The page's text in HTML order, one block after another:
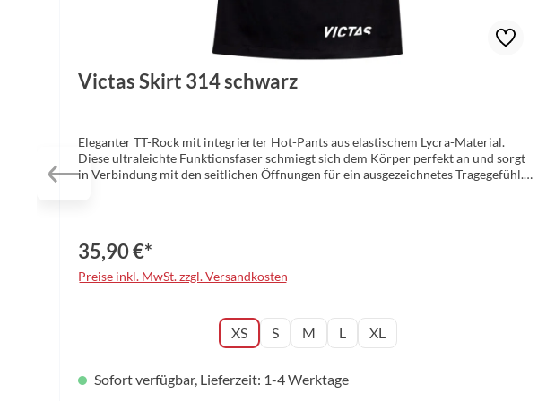
Victas Skirt 314 schwarz
Eleganter TT-Rock mit integrierter Hot-Pants aus elastischem Lycra-Material.
Diese ultraleichte Funktionsfaser schmiegt sich dem Körper perfekt an und sorgt
in Verbindung mit den seitlichen Öffnungen für ein ausgezeichnetes Tragegefühl.
35,90 €*
Preise inkl. MwSt. zzgl. Versandkosten
Konfektionsgrößeauswählen
XS S M L XL
Sofort verfügbar, Lieferzeit: 1-4 Werktage